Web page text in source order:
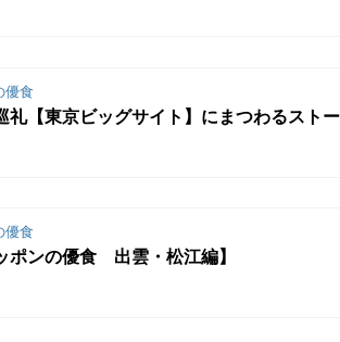
優食
礼【東京ビッグサイト】にまつわるスト
優食
ポンの優食 出雲・松江編】